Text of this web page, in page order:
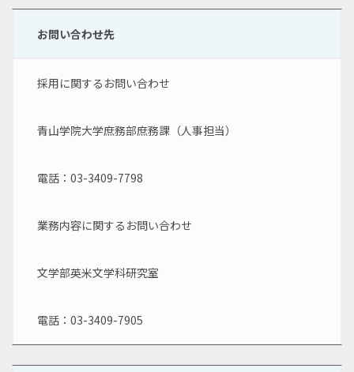
お問い合わせ先
採用に関するお問い合わせ
青山学院大学庶務部庶務課（人事担当）
電話：03-3409-7798
業務内容に関するお問い合わせ
文学部英米文学科研究室
電話：03-3409-7905